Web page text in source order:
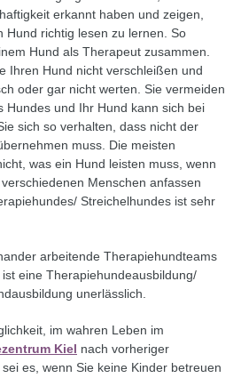
erkannt haben und zeigen,
Hund richtig lesen zu lernen. So
Hund als Therapeut zusammen.
Ihren Hund nicht verschleißen und
oder gar nicht werten. Sie vermeiden
Hundes und Ihr Hund kann sich bei
sich so verhalten, dass nicht der
muss. Die meisten
was ein Hund leisten muss, wenn
Menschen anfassen
Streichelhundes ist sehr
arbeitende Therapiehundteams
eine Therapiehundeausbildung/
unerlässlich.
im wahren Leben im
Kiel nach vorheriger
es, wenn Sie keine Kinder betreuen